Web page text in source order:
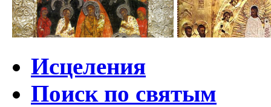
Исцеления
Поиск по святым